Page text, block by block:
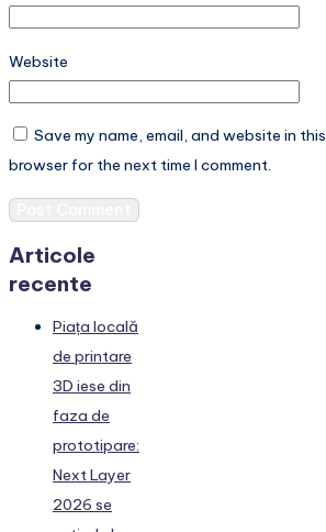
Website
Save my name, email, and website in this
browser for the next time I comment.
Articole
recente
Piața locală
de printare
3D iese din
faza de
prototipare:
Next Layer
2026 se